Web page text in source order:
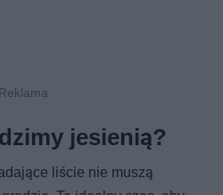
jesienią?
liście nie muszą